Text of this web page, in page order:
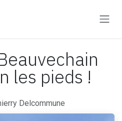
les pieds !
Delcommune